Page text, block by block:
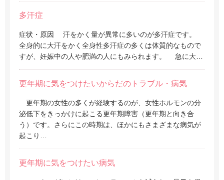
多汗症
症状・原因 汗をかく量が異常に多いのが多汗症です。
全身的に大汗をかく全身性多汗症の多くは体質的なもので
すが、妊娠中の人や肥満の人にもみられます。 急に大…
更年期に気をつけたいからだのトラブル・病気
更年期の女性の多くが経験するのが、女性ホルモンの分
泌低下をきっかけに起こる更年期障害（更年期と向き合
う）です。さらにこの時期は、ほかにもさまざまな病気が
起こり…
更年期に気をつけたい病気